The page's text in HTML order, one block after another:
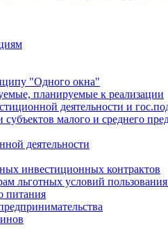
"Oдного окна"
планируемые к реализации
деятельности и
малого и среднего
деятельности
инвестиционных контрактов
льготных условий
питания